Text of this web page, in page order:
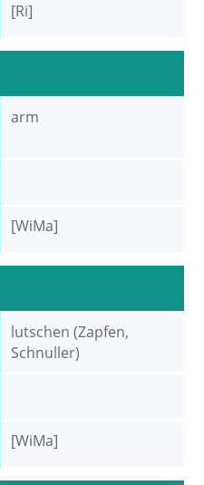
[Ri]
arm
[WiMa]
lutschen (Zapfen,
Schnuller)
[WiMa]